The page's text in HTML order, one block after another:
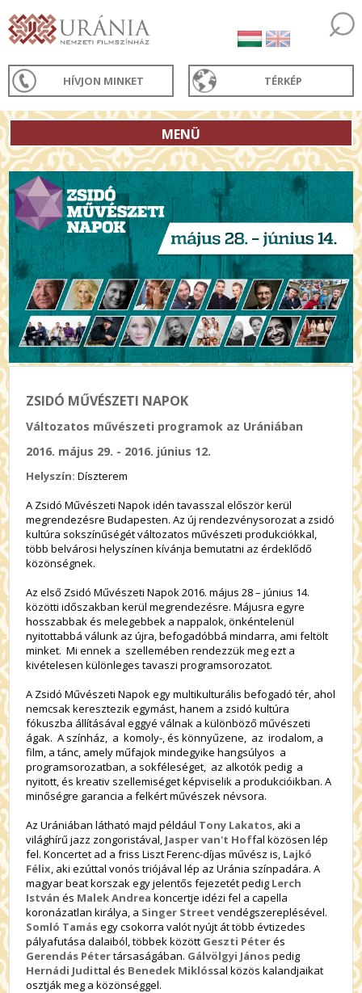
HÍVJON MINKET TÉRKÉP
MENÜ
ZSIDÓ MŰVÉSZETI NAPOK
Változatos művészeti programok az Urániában
2016. május 29. - 2016. június 12.
Helyszín:Díszterem
A Zsidó Művészeti Napok idén tavasszal először kerül
megrendezésre Budapesten. Az új rendezvénysorozat a zsidó
kultúra sokszínűségét változatos művészeti produkciókkal,
több belvárosi helyszínen kívánja bemutatni az érdeklődő
közönségnek.
Az első Zsidó Művészeti Napok 2016. május 28 – június 14.
közötti időszakban kerül megrendezésre. Májusra egyre
hosszabbak és melegebbek a nappalok, önkéntelenül
nyitottabbá válunk az újra, befogadóbbá mindarra, ami feltölt
minket. Mi ennek a szellemében rendezzük meg ezt a
kivételesen különleges tavaszi programsorozatot.
A Zsidó Művészeti Napok egy multikulturális befogadó tér, ahol
nemcsak keresztezik egymást, hanem a zsidó kultúra
fókuszba állításával eggyé válnak a különböző művészeti
ágak. A színház, a komoly-, és könnyűzene, az irodalom, a
film, a tánc, amely műfajok mindegyike hangsúlyos a
programsorozatban, a sokféleséget, az alkotók pedig a
nyitott, és kreativ szellemiséget képviselik a produkcióikban. A
minőségre garancia a felkért művészek névsora.
Az Urániában látható majd például Tony Lakatos, aki a
világhírű jazz zongoristával, Jasper van't Hoffal közösen lép
fel. Koncertet ad a friss Liszt Ferenc-díjas művész is, Lajkó
Félix, aki ezúttal vonós triójával lép az Uránia színpadára. A
magyar beat korszak egy jelentős fejezetét pedig Lerch
István és Malek Andrea koncertje idézi fel a capella
koronázatlan királya, a Singer Street vendégszereplésével.
Somló Tamásegy csokorra valót nyújt át több évtizedes
pályafutása dalaiból, többek között Geszti Péterés
Gerendás Pétertársaságában. Gálvölgyi Jánospedig
Hernádi Judittal és Benedek Miklóssal közös kalandjaikat
osztják meg a közönséggel.